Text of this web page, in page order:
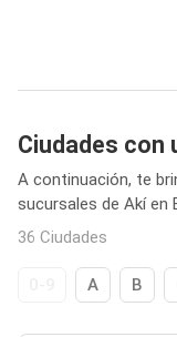
Ciudades con
A continuación, te
sucursales de Akí en
36 Ciudades
A B